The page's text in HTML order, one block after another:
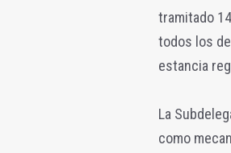
tramitado
todos los
estancia
La
como